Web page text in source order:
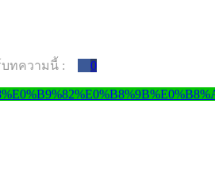
ทความนี้ : 0